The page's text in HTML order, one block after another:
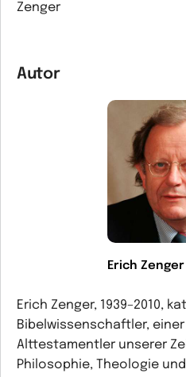
Zenger
Autor
Erich Zenger
Erich Zenger, 1939–2010,
Bibelwissenschaftler,
Alttestamentler unserer
Philosophie, Theologie